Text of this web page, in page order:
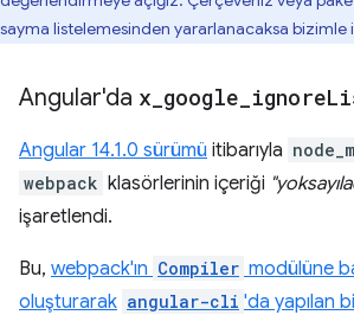
sayma listelemesinden yararlanacaksa bizimle
Angular'da x google ignore
Angular 14.1.0 sürümü itibarıyla
webpack klasörlerinin içeriği
işaretlendi.
Bu, webpack'ın Compiler modülüne
oluşturarak angular-cli 'da yapılan